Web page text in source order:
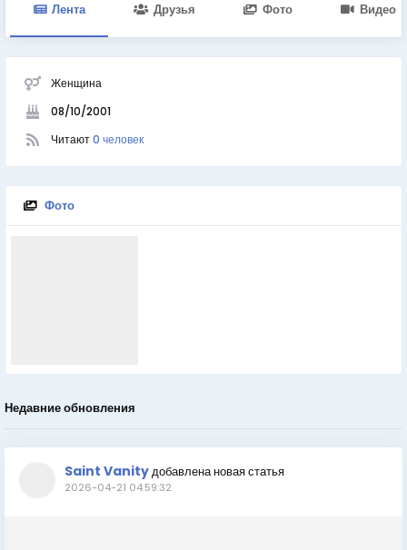
Лента Друзья Фото Видео
Женщина
08/10/2001
Читают0 человек
Фото
Недавние обновления
Saint Vanityдобавлена новая статья
2026-04-21 04:59:32